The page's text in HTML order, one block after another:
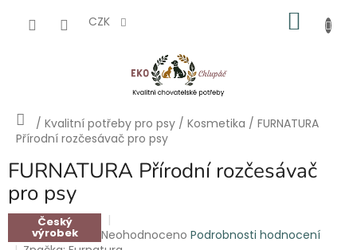
CZK
Domů
/ Kvalitní potřeby pro psy / Kosmetika / FURNATURA
Přírodní rozčesávač pro psy
FURNATURA Přírodní rozčesávač
pro psy
Český
výrobek
Průměrné
Neohodnoceno Podrobnosti hodnocení